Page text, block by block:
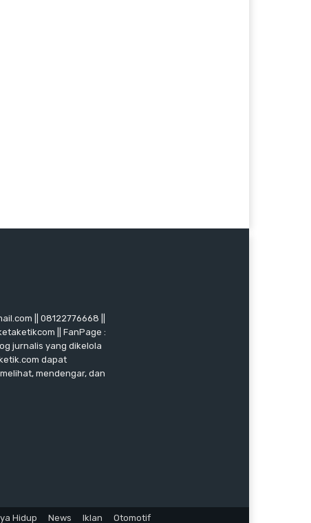
|| 08122776668 ||
|| FanPage :
jurnalis yang dikelola
dapat
mendengar, dan
Hidup News Iklan
Otomotif